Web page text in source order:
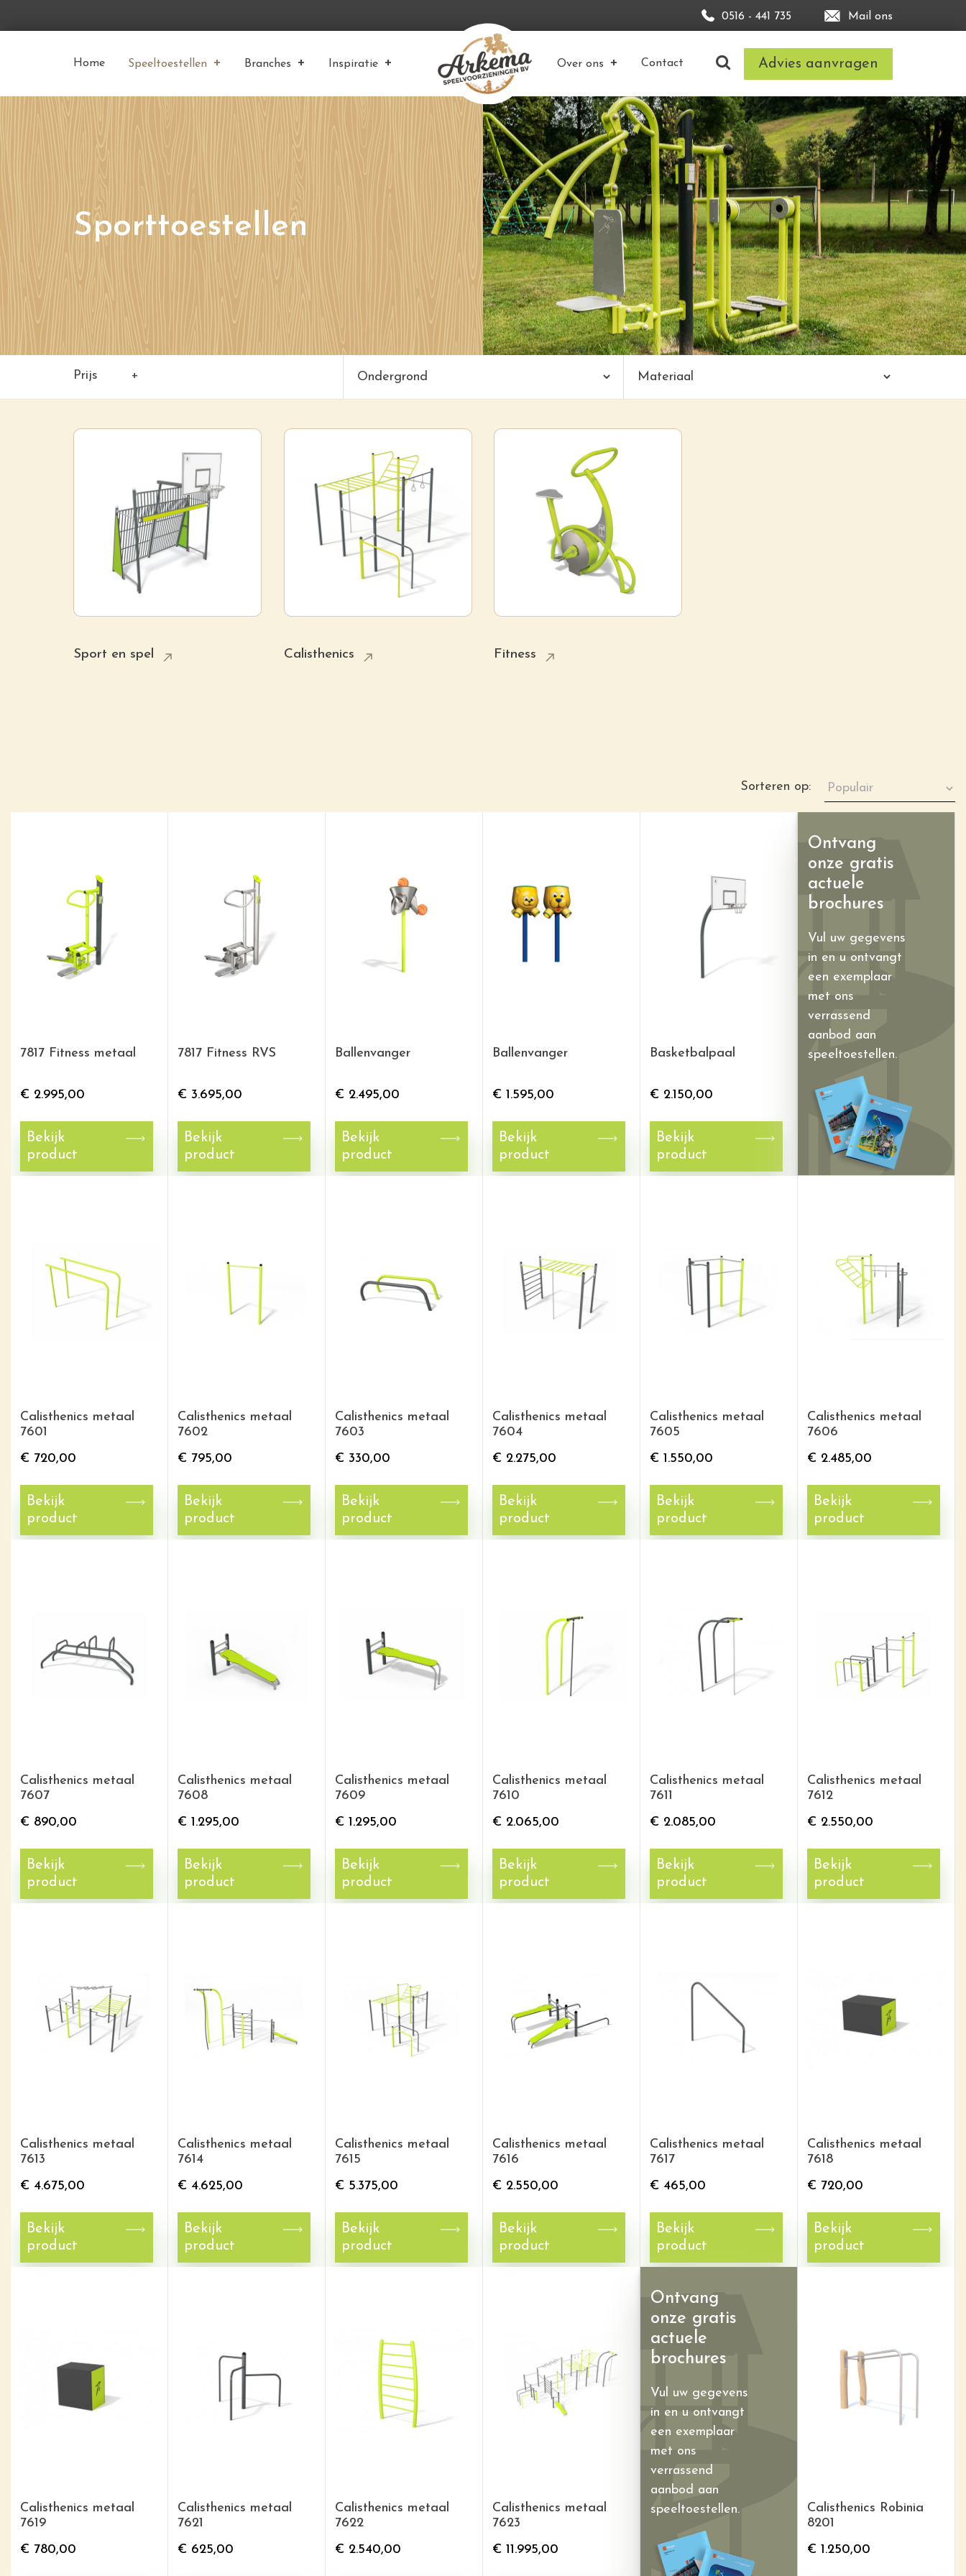
0516 - 441 735 Mail ons
Home Speeltoestellen Branches Inspiratie Over ons Contact Advies aanvragen
Sporttoestellen
Prijs
Sport en spel Calisthenics Fitness
Sorteren op:
7817 Fitness metaal
€ 2.995,00
Bekijk
product
7817 Fitness RVS
€ 3.695,00
Bekijk
product
Ballenvanger
€ 2.495,00
Bekijk
product
Ballenvanger
€ 1.595,00
Bekijk
product
Basketbalpaal
€ 2.150,00
Bekijk
product
Ontvang
onze gratis
actuele
brochures
Vul uw gegevens
in en u ontvangt
een exemplaar
met ons
verrassend
aanbod aan
speeltoestellen.
Calisthenics metaal
7601
€ 720,00
Bekijk
product
Calisthenics metaal
7602
€ 795,00
Bekijk
product
Calisthenics metaal
7603
€ 330,00
Bekijk
product
Calisthenics metaal
7604
€ 2.275,00
Bekijk
product
Calisthenics metaal
7605
€ 1.550,00
Bekijk
product
Calisthenics metaal
7606
€ 2.485,00
Bekijk
product
Calisthenics metaal
7607
€ 890,00
Bekijk
product
Calisthenics metaal
7608
€ 1.295,00
Bekijk
product
Calisthenics metaal
7609
€ 1.295,00
Bekijk
product
Calisthenics metaal
7610
€ 2.065,00
Bekijk
product
Calisthenics metaal
7611
€ 2.085,00
Bekijk
product
Calisthenics metaal
7612
€ 2.550,00
Bekijk
product
Calisthenics metaal
7613
€ 4.675,00
Bekijk
product
Calisthenics metaal
7614
€ 4.625,00
Bekijk
product
Calisthenics metaal
7615
€ 5.375,00
Bekijk
product
Calisthenics metaal
7616
€ 2.550,00
Bekijk
product
Calisthenics metaal
7617
€ 465,00
Bekijk
product
Calisthenics metaal
7618
€ 720,00
Bekijk
product
Calisthenics metaal
7619
€ 780,00
Calisthenics metaal
7621
€ 625,00
Calisthenics metaal
7622
€ 2.540,00
Calisthenics metaal
7623
€ 11.995,00
Ontvang
onze gratis
actuele
brochures
Vul uw gegevens
in en u ontvangt
een exemplaar
met ons
verrassend
aanbod aan
speeltoestellen.
Calisthenics Robinia
8201
€ 1.250,00